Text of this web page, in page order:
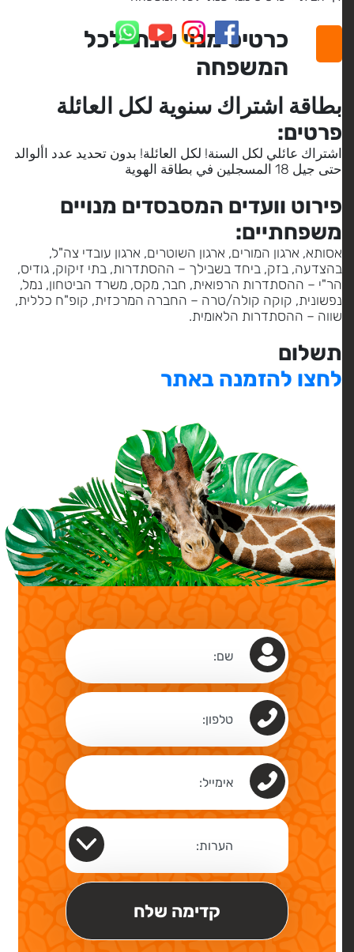
כרטיס מנוי שנתי לכל
המשפחה
بطاقة اشتراك سنوية لكل العائلة
פרטים:
اشتراك عائلي لكل السنة! لكل العائلة! بدون تحديد عدد األوالد
حتى جيل 18 المسجلين في بطاقة الهوية
פירוט וועדים המסבסדים מנויים
משפחתיים:
אסותא, ארגון המורים, ארגון השוטרים, ארגון עובדי צה"ל,
בהצדעה, בזק, ביחד בשבילך – ההסתדרות, בתי זיקוק, גודיס,
הר"י – ההסתדרות הרפואית, חבר, מקס, משרד הביטחון, נמל,
נפשונית, קוקה קולה/טרה – החברה המרכזית, קופ"ח כללית,
שווה – ההסתדרות הלאומית.
תשלום
לחצו להזמנה באתר